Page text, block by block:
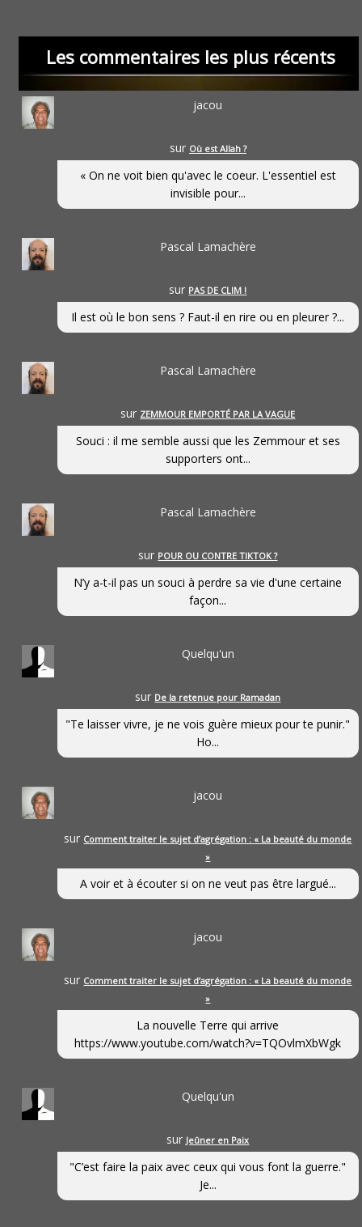
Les commentaires les plus récents
jacou
sur Où est Allah ?
« On ne voit bien qu'avec le coeur. L'essentiel est
invisible pour...
Pascal Lamachère
sur PAS DE CLIM !
Il est où le bon sens ? Faut-il en rire ou en pleurer ?...
Pascal Lamachère
sur ZEMMOUR EMPORTÉ PAR LA VAGUE
Souci : il me semble aussi que les Zemmour et ses
supporters ont...
Pascal Lamachère
sur POUR OU CONTRE TIKTOK ?
N’y a-t-il pas un souci à perdre sa vie d'une certaine
façon...
Quelqu'un
sur De la retenue pour Ramadan
"Te laisser vivre, je ne vois guère mieux pour te punir."
Ho...
jacou
sur Comment traiter le sujet d’agrégation : « La beauté du monde
»
A voir et à écouter si on ne veut pas être largué...
jacou
sur Comment traiter le sujet d’agrégation : « La beauté du monde
»
La nouvelle Terre qui arrive
https://www.youtube.com/watch?v=TQOvlmXbWgk
Quelqu'un
sur Jeûner en Paix
"C’est faire la paix avec ceux qui vous font la guerre."
Je...